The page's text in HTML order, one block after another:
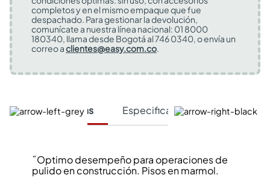
completos y en el mismo empaque que fue
despachado. Para gestionar la devolución,
comunícate a nuestra línea nacional: 01 8000
180340, llama desde Bogotá al 746 0340, o envía un
correo aclientes@easy.com.co.
Características Especificaciones Técnicas
˝Optimo desempeño para operaciones de
pulido en construcción. Pisos en marmol.